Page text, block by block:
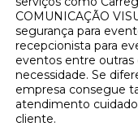
COMUNICAÇÃO
segurança para
recepcionista para
eventos entre outras
necessidade. Se
empresa consegue
atendimento
cliente.